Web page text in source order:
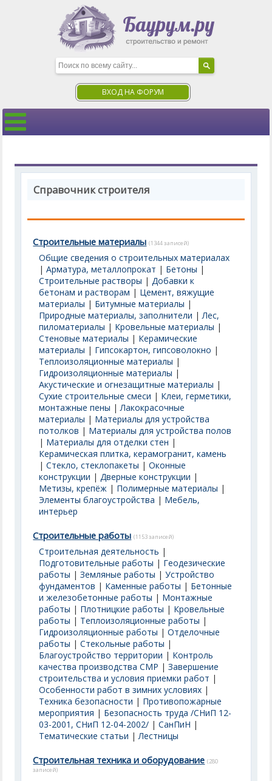
ВХОД НА ФОРУМ
Справочник строителя
Строительные материалы (1344 записей)
Общие сведения о строительных материалах
|Арматура, металлопрокат | Бетоны |
Строительные растворы |Добавки к
бетонам и растворам | Цемент, вяжущие
материалы | Битумные материалы |
Природные материалы, заполнители |Лес,
пиломатериалы | Кровельные материалы |
Стеновые материалы | Керамические
материалы | Гипсокартон, гипсоволокно |
Теплоизоляционные материалы |
Гидроизоляционные материалы |
Акустические и огнезащитные материалы |
Сухие строительные смеси | Клеи, герметики,
монтажные пены |Лакокрасочные
материалы | Материалы для устройства
потолков | Материалы для устройства полов
| Материалы для отделки стен |
Керамическая плитка, керамогранит, камень
|Стекло, стеклопакеты |Оконные
конструкции |Дверные конструкции |
Метизы, крепёж | Полимерные материалы |
Элементы благоустройства | Мебель,
интерьер
Строительные работы (1153 записей)
Строительная деятельность |
Подготовительные работы | Геодезические
работы |Земляные работы |Устройство
фундаментов | Каменные работы | Бетонные
и железобетонные работы | Монтажные
работы | Плотницкие работы | Кровельные
работы | Теплоизоляционные работы |
Гидроизоляционные работы |Отделочные
работы |Стекольные работы |
Благоустройство территории | Контроль
качества производства СМР |Завершение
строительства и условия приемки работ |
Особенности работ в зимних условиях |
Техника безопасности | Противопожарные
мероприятия | Безопасность труда /СНиП 12-
03-2001, СНиП 12-04-2002/ |СанПиН |
Тематические статьи |Лестницы
Строительная техника и оборудование (280
записей)